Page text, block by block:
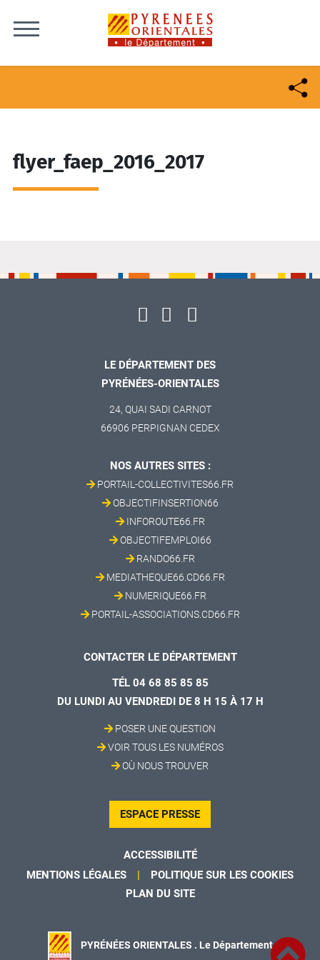
flyer_faep_2016_2017
LE DÉPARTEMENT DES
PYRÉNÉES-ORIENTALES
24, QUAI SADI CARNOT
66906 PERPIGNAN CEDEX
NOS AUTRES SITES :
PORTAIL-COLLECTIVITES66.FR
OBJECTIFINSERTION66
INFOROUTE66.FR
OBJECTIFEMPLOI66
RANDO66.FR
MEDIATHEQUE66.CD66.FR
NUMERIQUE66.FR
PORTAIL-ASSOCIATIONS.CD66.FR
CONTACTER LE DÉPARTEMENT
TÉL 04 68 85 85 85
DU LUNDI AU VENDREDI DE 8 H 15 À 17 H
POSER UNE QUESTION
VOIR TOUS LES NUMÉROS
OÙ NOUS TROUVER
ESPACE PRESSE
ACCESSIBILITÉ
MENTIONS LÉGALES
POLITIQUE SUR LES COOKIES
PLAN DU SITE
PYRÉNÉES ORIENTALES . Le Département